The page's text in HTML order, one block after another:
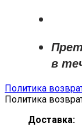
в
Политика
Политика
Доставка: